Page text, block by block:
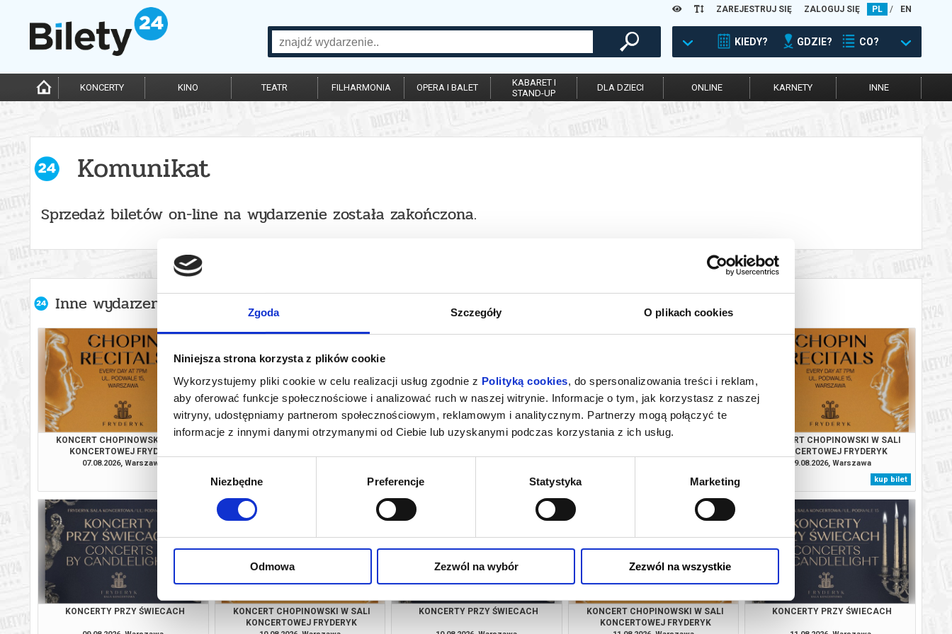
Zgoda Szczegóły O plikach cookies
Niniejsza strona korzysta z plików cookie
Wykorzystujemy pliki cookie w celu realizacji usług zgodnie z Polityką cookies, do spersonalizowania treści i reklam,
aby oferować funkcje społecznościowe i analizować ruch w naszej witrynie. Informacje o tym, jak korzystasz z naszej
witryny, udostępniamy partnerom społecznościowym, reklamowym i analitycznym. Partnerzy mogą połączyć te
informacje z innymi danymi otrzymanymi od Ciebie lub uzyskanymi podczas korzystania z ich usług.
Wybór
Niezbędne Preferencje Statystyka Marketing
Odmowa Zezwól na wybór Zezwól na wszystkie
ZAREJESTRUJ SIĘ ZALOGUJ SIĘ PL / EN
KIEDY? GDZIE? CO?
KONCERTY KINO TEATR FILHARMONIA OPERA I BALET
KABARET I
STAND-UP
DLA DZIECI ONLINE KARNETY INNE
Komunikat
Sprzedaż biletów on-line na wydarzenie została zakończona.
Inne wydarzenia organizatora
KONCERT CHOPINOWSKI W SALI
KONCERTOWEJ FRYDERYK
07.08.2026, Warszawa
KONCERTY PRZY ŚWIECACH
kup bilet
KONCERT CHOPINOWSKI W SALI
kup bilet
KONCERTY PRZY ŚWIECACH
kup bilet
KONCERT CHOPINOWSKI W SALI
KONCERTOWEJ FRYDERYK
09.08.2026, Warszawa
kup bilet
KONCERTY PRZY ŚWIECACH
KONCERT CHOPINOWSKI W SALI
KONCERTOWEJ FRYDERYK
KONCERTY PRZY ŚWIECACH
KONCERT CHOPINOWSKI W SALI
KONCERTOWEJ FRYDERYK
KONCERTY PRZY ŚWIECACH